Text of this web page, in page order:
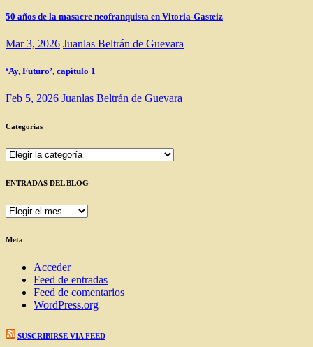
50 años de la masacre neofranquista en Vitoria-Gasteiz
Mar 3, 2026 Juanlas Beltrán de Guevara
‘Ay, Futuro’, capítulo 1
Feb 5, 2026 Juanlas Beltrán de Guevara
Categorías
Categorías
ENTRADAS DEL BLOG
ENTRADAS
BLOG
Meta
Acceder
Feed de entradas
Feed de comentarios
WordPress.org
SUSCRIBIRSE VIA FEED